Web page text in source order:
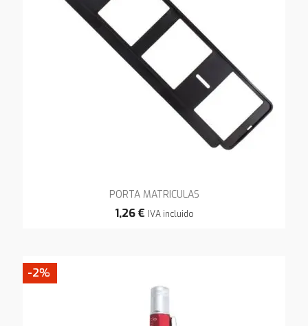
PORTA MATRICULAS
1,26 € IVA incluido
-2%